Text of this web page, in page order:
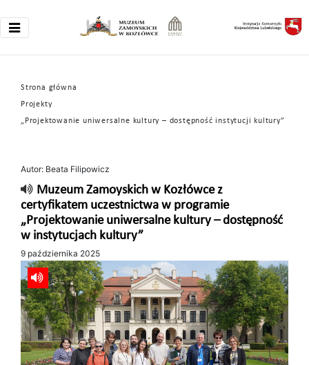
Strona główna
Projekty
„Projektowanie uniwersalne kultury – dostępność instytucji kultury”
Autor: Beata Filipowicz
Muzeum Zamoyskich w Kozłówce z
certyfikatem uczestnictwa w programie
„Projektowanie uniwersalne kultury – dostępność
w instytucjach kultury”
9 października 2025